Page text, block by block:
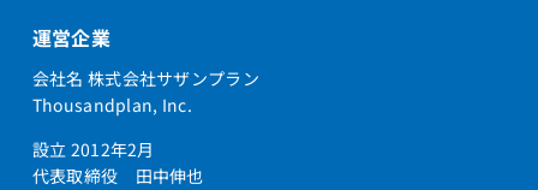
運営企業
会社名 株式会社サザンプラン
Thousandplan, Inc.
設立 2012年2月
代表取締役 田中伸也